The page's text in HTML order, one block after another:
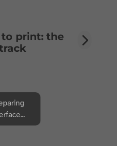
print: the